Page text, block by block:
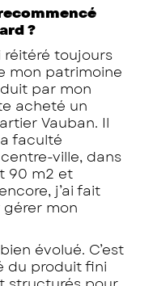
?
réitéré toujours
mon patrimoine
par mon
acheté un
Vauban. Il
faculté
ville, dans
90 m2 et
j’ai fait
mon
évolué. C’est
du produit fini